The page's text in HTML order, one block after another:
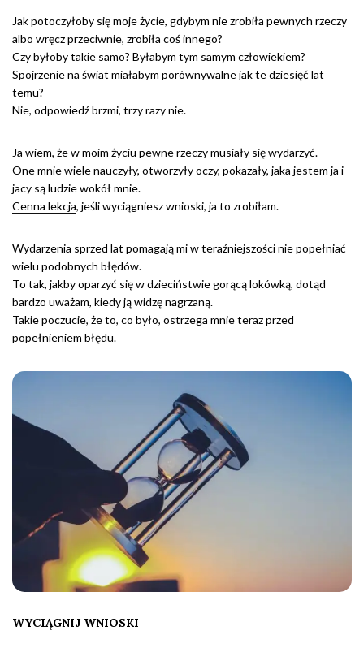
Jak potoczyłoby się moje życie, gdybym nie zrobiła pewnych rzeczy
albo wręcz przeciwnie, zrobiła coś innego?
Czy byłoby takie samo? Byłabym tym samym człowiekiem?
Spojrzenie na świat miałabym porównywalne jak te dziesięć lat
temu?
Nie, odpowiedź brzmi, trzy razy nie.
Ja wiem, że w moim życiu pewne rzeczy musiały się wydarzyć.
One mnie wiele nauczyły, otworzyły oczy, pokazały, jaka jestem ja i
jacy są ludzie wokół mnie.
Cenna lekcja, jeśli wyciągniesz wnioski, ja to zrobiłam.
Wydarzenia sprzed lat pomagają mi w teraźniejszości nie popełniać
wielu podobnych błędów.
To tak, jakby oparzyć się w dzieciństwie gorącą lokówką, dotąd
bardzo uważam, kiedy ją widzę nagrzaną.
Takie poczucie, że to, co było, ostrzega mnie teraz przed
popełnieniem błędu.
WYCIĄGNIJ WNIOSKI